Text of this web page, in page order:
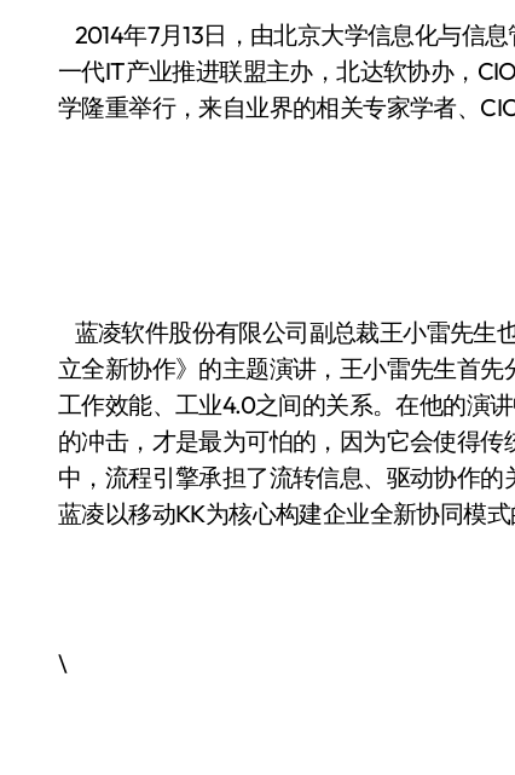
2014年7月13日，由北京大学信息化与信
一代IT产业推进联盟主办，北达软协办，
学隆重举行，来自业界的相关专家学者、
蓝凌软件股份有限公司副总裁王小雷先生
立全新协作》的主题演讲，王小雷先生首
工作效能、工业4.0之间的关系。在他的演
的冲击，才是最为可怕的，因为它会使得
中，流程引擎承担了流转信息、驱动协作
蓝凌以移动KK为核心构建企业全新协同模
\